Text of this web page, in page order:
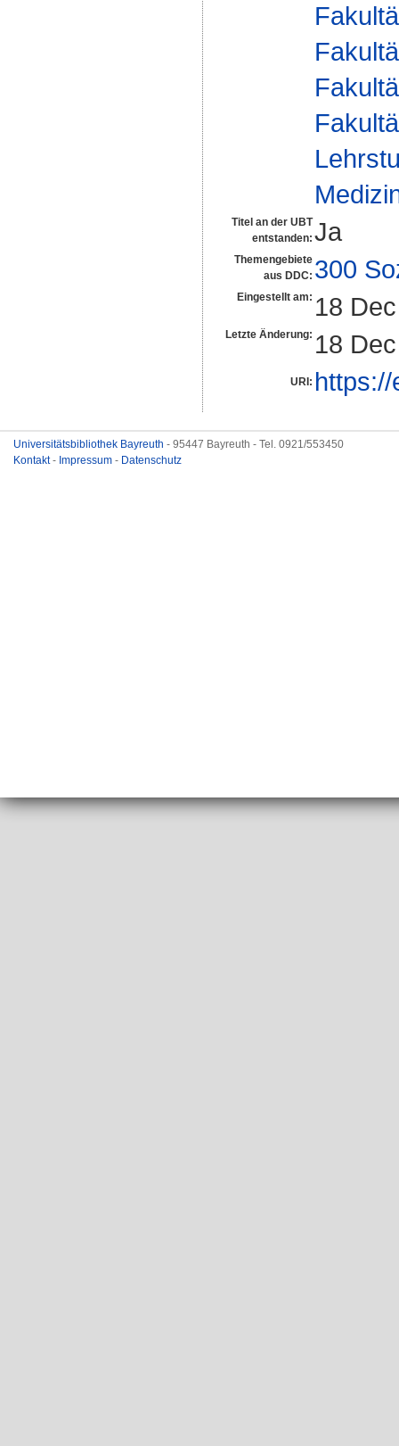
Titel an der UBT
entstanden: Ja
Themengebiete
aus DDC: 300
Eingestellt am: 18
Letzte Änderung: 18
URI:
Universitätsbibliothek Bayreuth - 95447 Bayreuth - Tel. 0921/553450
Kontakt- Impressum - Datenschutz